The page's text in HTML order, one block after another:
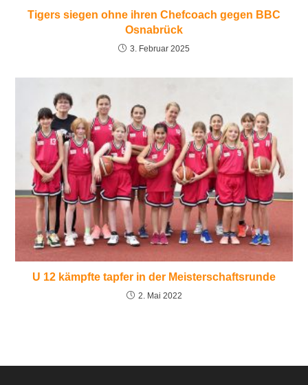
Tigers siegen ohne ihren Chefcoach gegen BBC
Osnabrück
3. Februar 2025
U 12 kämpfte tapfer in der Meisterschaftsrunde
2. Mai 2022